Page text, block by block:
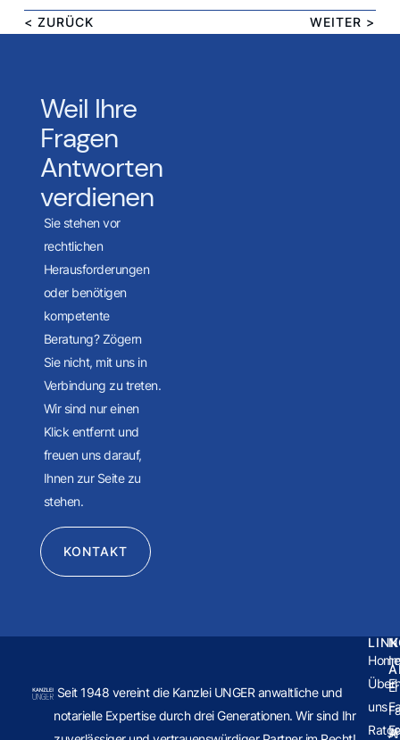
< ZURÜCK WEITER >
Weil Ihre
Fragen
Antworten
verdienen
Sie stehen vor
rechtlichen
Herausforderungen
oder benötigen
kompetente
Beratung? Zögern
Sie nicht, mit uns in
Verbindung zu treten.
Wir sind nur einen
Klick entfernt und
freuen uns darauf,
Ihnen zur Seite zu
stehen.
KONTAKT
Seit 1948 vereint die Kanzlei UNGER anwaltliche und
notarielle Expertise durch drei Generationen. Wir sind Ihr
Home
Über
uns